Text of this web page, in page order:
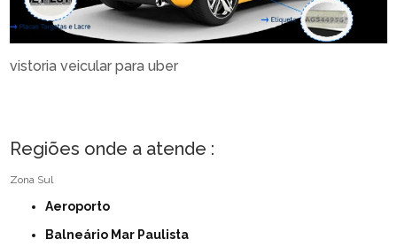
vistoria veicular para uber
Regiões onde a atende :
Zona Sul
Aeroporto
Balneário Mar Paulista